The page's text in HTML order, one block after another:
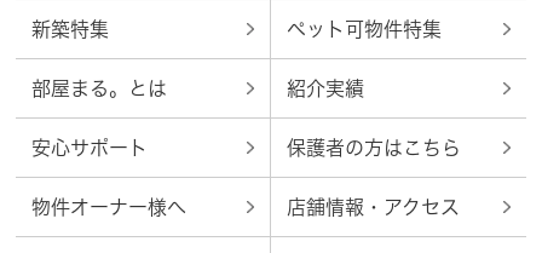
新築特集 ペット可物件特集
部屋まる。とは 紹介実績
安心サポート 保護者の方はこちら
物件オーナー様へ 店舗情報・アクセス